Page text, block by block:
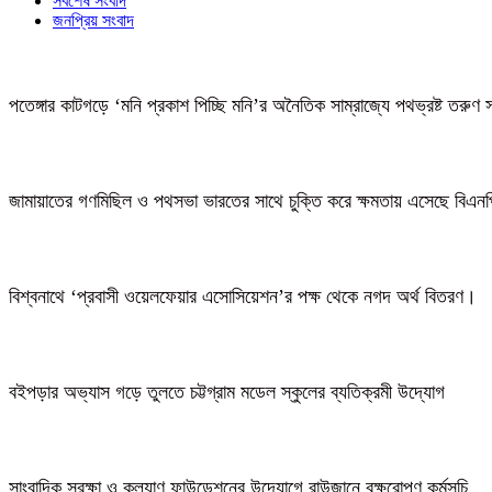
জনপ্রিয় সংবাদ
পতেঙ্গার কাটগড়ে ‘মনি প্রকাশ পিচ্ছি মনি’র অনৈতিক সাম্রাজ্যে পথভ্রষ্ট তরুণ
জামায়াতের গণমিছিল ও পথসভা ভারতের সাথে চুক্তি করে ক্ষমতায় এসেছে
বিশ্বনাথে ‘প্রবাসী ওয়েলফেয়ার এসোসিয়েশন’র পক্ষ থেকে নগদ অর্থ বিতরণ।
বইপড়ার অভ্যাস গড়ে তুলতে চট্টগ্রাম মডেল স্কুলের ব্যতিক্রমী উদ্যোগ
সাংবাদিক সুরক্ষা ও কল্যাণ ফাউন্ডেশনের উদ্যোগে রাউজানে বৃক্ষরোপণ কর্মসূচি